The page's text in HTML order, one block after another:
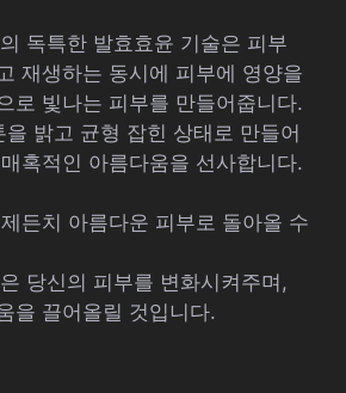
독특한 발효효윤 기술은 피부
재생하는 동시에 피부에 영양을
로 빛나는 피부를 만들어줍니다.
밝고 균형 잡힌 상태로 만들어
혹적인 아름다움을 선사합니다.
든치 아름다운 피부로 돌아올 수
당신의 피부를 변화시켜주며,
을 끌어올릴 것입니다.